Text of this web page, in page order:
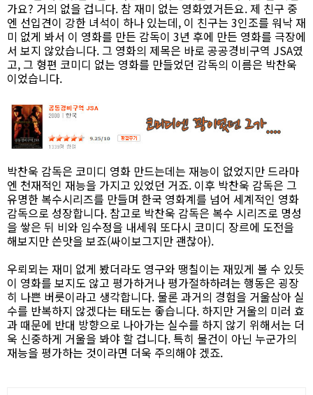
가요? 거의 없을 겁니다. 참 재미 없는 영화였거든요. 제 친구 중
엔 선입견이 강한 녀석이 하나 있는데, 이 친구는 3인조를 워낙 재
미 없게 봐서 이 영화를 만든 감독이 3년 후에 만든 영화를 극장에
서 보지 않았습니다. 그 영화의 제목은 바로 공공경비구역 JSA였
고, 그 형편 코미디 없는 영화를 만들었던 감독의 이름은 박찬욱
이었습니다.
박찬욱 감독은 코미디 영화 만드는데는 재능이 없었지만 드라마
엔 천재적인 재능을 가지고 있었던 거죠. 이후 박찬욱 감독은 그
유명한 복수시리즈를 만들며 한국 영화계를 넘어 세계적인 영화
감독으로 성장합니다. 참고로 박찬욱 감독은 복수 시리즈로 명성
을 쌓은 뒤 비와 임수정을 내세워 또다시 코미디 장르에 도전을
해보지만 쓴맛을 보죠(싸이보그지만 괜찮아).
우뢰뫼는 재미 없게 봤더라도 영구와 땡칠이는 재밌게 볼 수 있듯
이 영화를 보지도 않고 평가하거나 평가절하하려는 행동은 굉장
히 나쁜 버릇이라고 생각합니다. 물론 과거의 경험을 거울삼아 실
수를 반복하지 않겠다는 태도는 좋습니다. 하지만 거울의 미러 효
과 때문에 반대 방향으로 나아가는 실수를 하지 않기 위해서는 더
욱 신중하게 거울을 봐야 할 겁니다. 특히 물건이 아닌 누군가의
재능을 평가하는 것이라면 더욱 주의해야 겠죠.